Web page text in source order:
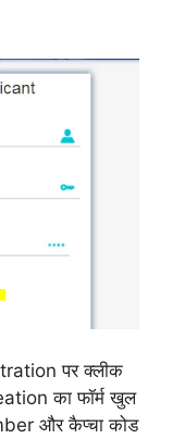
पर क्लीक
का फॉर्म खुल
और कैप्चा कोड